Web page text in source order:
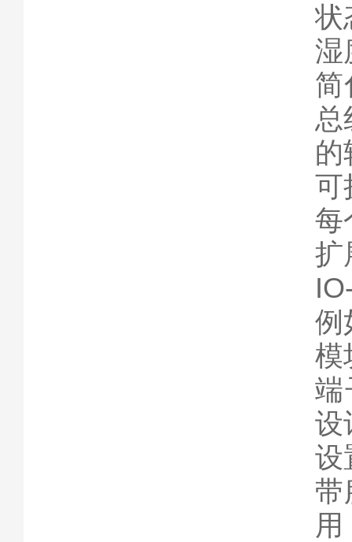
状
湿
简
总
的
可
每
扩
例
模
端
设
设
带